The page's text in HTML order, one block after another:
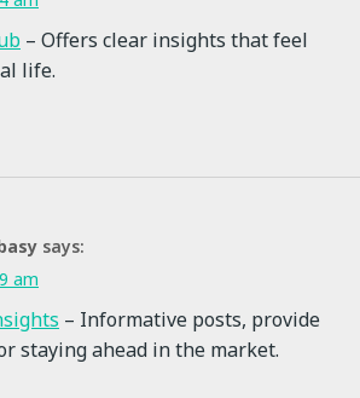
– Offers clear insights that feel
life.
says:
am
– Informative posts, provide
staying ahead in the market.